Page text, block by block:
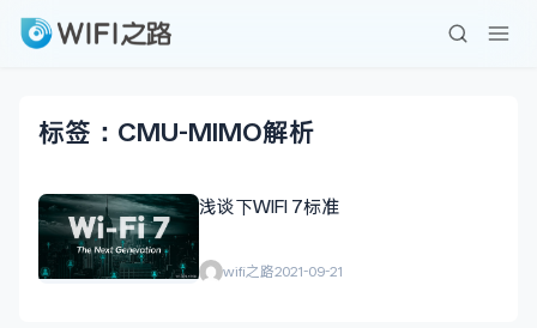
标签：CMU-MIMO解析
浅谈下WIFI 7标准
wifi之路2021-09-21